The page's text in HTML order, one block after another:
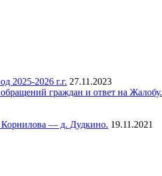
2025-2026 г.г. 27.11.2023
граждан и ответ на Жалобу.
Корнилова — д. Дудкино. 19.11.2021